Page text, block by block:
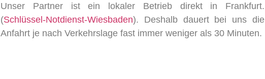
Unser Partner ist ein lokaler Betrieb direkt in Frankfurt.
(Schlüssel-Notdienst-Wiesbaden). Deshalb dauert bei uns die
Anfahrt je nach Verkehrslage fast immer weniger als 30 Minuten.